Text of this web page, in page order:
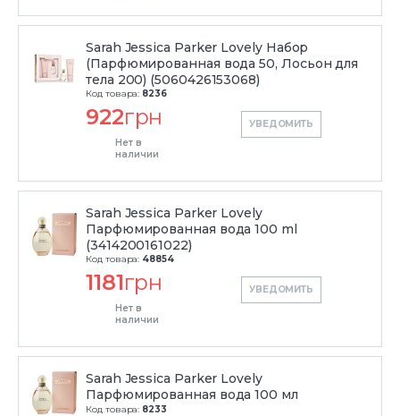
Sarah Jessica Parker Lovely Набор
(Парфюмированная вода 50, Лосьон для
тела 200) (5060426153068)
Код товара: 8236
922грн
Нет в
наличии
УВЕДОМИТЬ
Sarah Jessica Parker Lovely
Парфюмированная вода 100 ml
(3414200161022)
Код товара: 48854
1181грн
Нет в
наличии
УВЕДОМИТЬ
Sarah Jessica Parker Lovely
Парфюмированная вода 100 мл
Код товара: 8233